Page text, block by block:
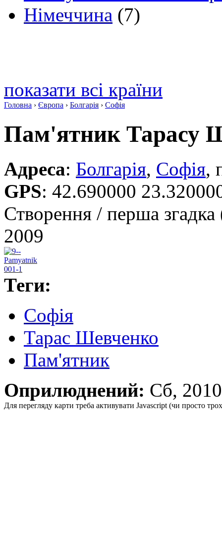
Німеччина (7)
показати всі країни
Головна › Європа › Болгарія › Софія
Пам'ятник Тарасу
Адреса: Болгарія, Софія,
GPS: 42.690000
Створення / перша
2009
Теги:
Софія
Тарас Шевченко
Пам'ятник
Оприлюднений: Сб,
Для перегляду карти треба активувати Javascript (чи просто